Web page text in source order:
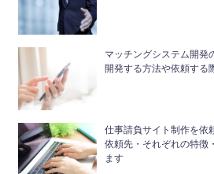
マッチングシステム開発
開発する方法や依頼する
仕事請負サイト制作を依
依頼先・それぞれの特徴
ます